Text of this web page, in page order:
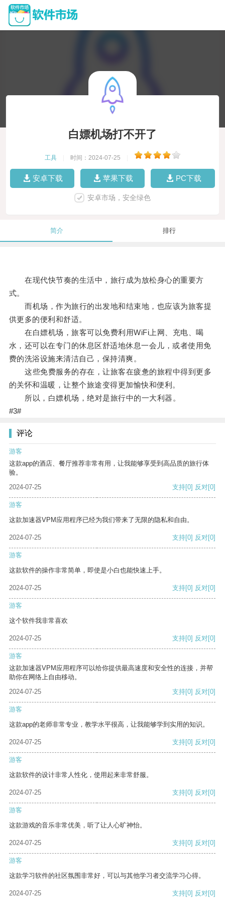
白嫖机场打不开了
工具 时间：2024-07-25
安卓下载 苹果下载 PC下载
安卓市场，安全绿色
简介 排行
在现代快节奏的生活中，旅行成为放松身心的重要方
式。
而机场，作为旅行的出发地和结束地，也应该为旅客提
供更多的便利和舒适。
在白嫖机场，旅客可以免费利用WiFi上网、充电、喝
水，还可以在专门的休息区舒适地休息一会儿，或者使用免
费的洗浴设施来清洁自己，保持清爽。
这些免费服务的存在，让旅客在疲惫的旅程中得到更多
的关怀和温暖，让整个旅途变得更加愉快和便利。
所以，白嫖机场，绝对是旅行中的一大利器。
#3#
评论
游客
这款app的酒店、餐厅推荐非常有用，让我能够享受到高品质的旅行体
验。
2024-07-25
支持[0] 反对[0]
游客
这款加速器VPM应用程序已经为我们带来了无限的隐私和自由。
2024-07-25 支持[0] 反对[0]
游客
这款软件的操作非常简单，即使是小白也能快速上手。
2024-07-25 支持[0] 反对[0]
游客
这个软件我非常喜欢
2024-07-25 支持[0] 反对[0]
游客
这款加速器VPM应用程序可以给你提供最高速度和安全性的连接，并帮
助你在网络上自由移动。
2024-07-25
支持[0] 反对[0]
游客
这款app的老师非常专业，教学水平很高，让我能够学到实用的知识。
2024-07-25 支持[0] 反对[0]
游客
这款软件的设计非常人性化，使用起来非常舒服。
2024-07-25 支持[0] 反对[0]
游客
这款游戏的音乐非常优美，听了让人心旷神怡。
2024-07-25 支持[0] 反对[0]
游客
这款学习软件的社区氛围非常好，可以与其他学习者交流学习心得。
2024-07-25 支持[0] 反对[0]